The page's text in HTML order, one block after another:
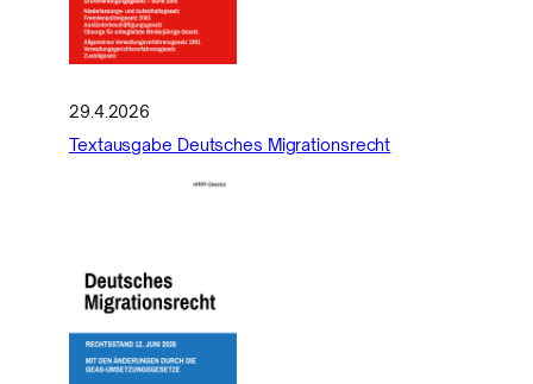
29.4.2026
Textausgabe Deutsches Migrationsrecht